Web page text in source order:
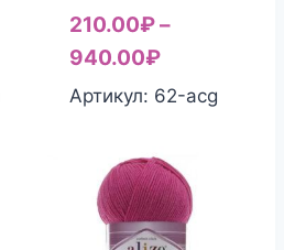
210.00₽–
940.00₽
Артикул: 62-acg